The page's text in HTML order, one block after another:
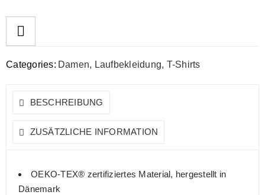
Categories: Damen, Laufbekleidung, T-Shirts
BESCHREIBUNG
ZUSÄTZLICHE INFORMATION
OEKO-TEX® zertifiziertes Material, hergestellt in
Dänemark